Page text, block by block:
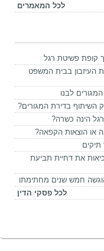
לכל המאמרים
קופת פשיטת רגל
העיזבון בבית המשפט
לבנו
השיתוף בדירת המגורים?
הינה כשרה?
או הוצאות הקפאה?
את דחיית תביעת
חמש שנים מחתימתו
לכל פסקי הדין